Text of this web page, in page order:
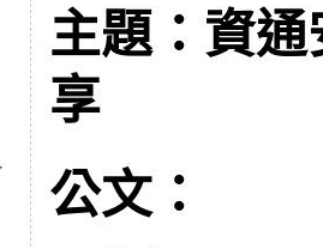
主題：資
享
公文：